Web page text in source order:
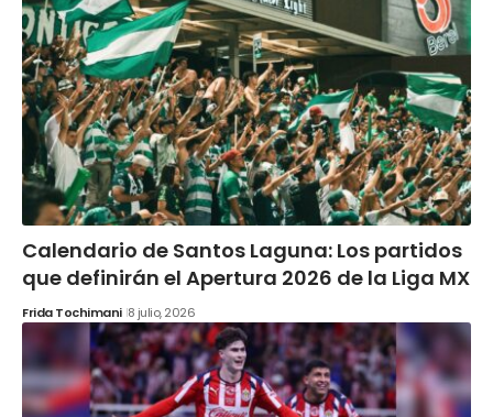
Calendario de Santos Laguna: Los partidos
que definirán el Apertura 2026 de la Liga MX
Frida Tochimani 8 julio, 2026